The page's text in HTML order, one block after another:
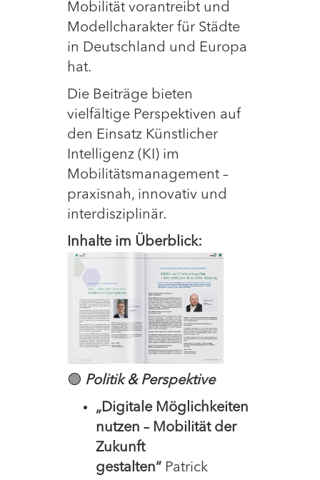
Mobilität vorantreibt und
Modellcharakter für Städte
in Deutschland und Europa
hat.
Die Beiträge bieten
vielfältige Perspektiven auf
den Einsatz Künstlicher
Intelligenz (KI) im
Mobilitätsmanagement –
praxisnah, innovativ und
interdisziplinär.
Inhalte im Überblick:
🟢 Politik & Perspektive
„Digitale Möglichkeiten
nutzen – Mobilität der
Zukunft
gestalten“ Patrick